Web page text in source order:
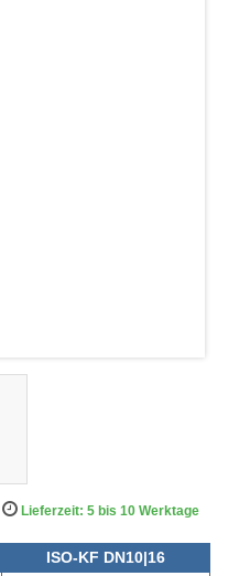
Lieferzeit: 5 bis 10 Werktage
ISO-KF DN10|16